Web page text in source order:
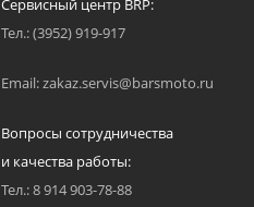
Сервисный центр BRP:
Тел.: (3952) 919-917
Email: zakaz.servis@barsmoto.ru
Вопросы сотрудничества
и качества работы:
Тел.: 8 914 903-78-88